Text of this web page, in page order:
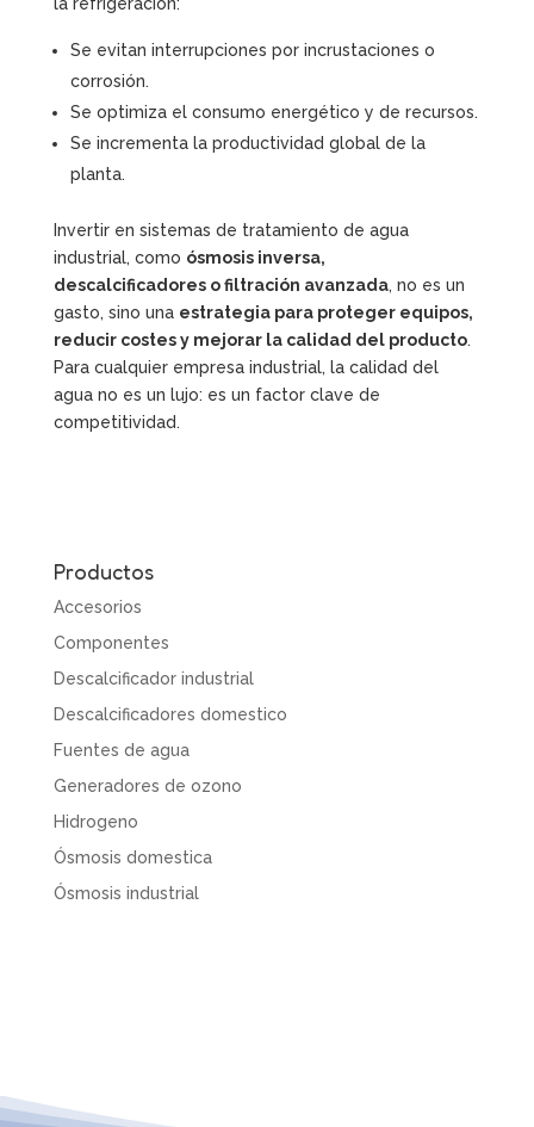
Se evitan interrupciones por incrustaciones o
corrosión.
Se optimiza el consumo energético y de recursos.
Se incrementa la productividad global de la
planta.
Invertir en sistemas de tratamiento de agua
industrial, como ósmosis inversa,
descalcificadores o filtración avanzada, no es un
gasto, sino una estrategia para proteger equipos,
reducir costes y mejorar la calidad del producto.
Para cualquier empresa industrial, la calidad del
agua no es un lujo: es un factor clave de
competitividad.
Productos
Accesorios
Componentes
Descalcificador industrial
Descalcificadores domestico
Fuentes de agua
Generadores de ozono
Hidrogeno
Ósmosis domestica
Ósmosis industrial